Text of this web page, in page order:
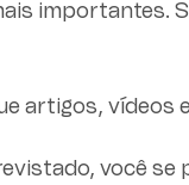
importantes.
artigos, vídeos
você se